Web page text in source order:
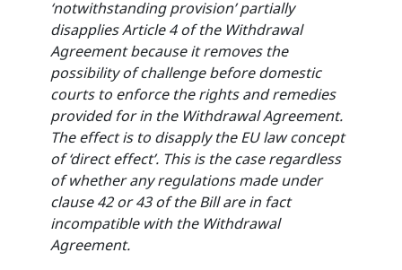
‘notwithstanding provision’ partially
disapplies Article 4 of the Withdrawal
Agreement because it removes the
possibility of challenge before domestic
courts to enforce the rights and remedies
provided for in the Withdrawal Agreement.
The effect is to disapply the EU law concept
of ‘direct effect’. This is the case regardless
of whether any regulations made under
clause 42 or 43 of the Bill are in fact
incompatible with the Withdrawal
Agreement.